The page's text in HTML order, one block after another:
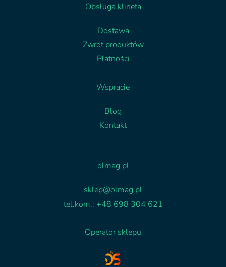
Obsługa klineta
Dostawa
Zwrot produktów
Płatności
Wspracie
Blog
Kontakt
olmag.pl
sklep@olmag.pl
tel.kom.: +48 698 304 621
Operator sklepu